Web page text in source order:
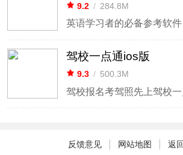
9.2 / 284.8M
英语学习者的必备参考软件
驾校一点通ios版
9.3 / 500.3M
驾校报名考驾照先上驾校一
反馈意见 | 网站地图 | 返